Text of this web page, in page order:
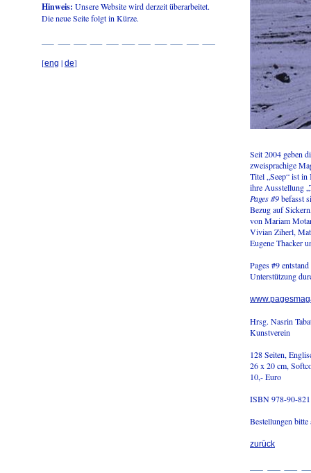
Hinweis: Unsere Website wird derzeit überarbeitet.
Die neue Seite folgt in Kürze.
[eng | de]
Seit 2004 geben
zweisprachige
Titel „Seep“ ist
ihre Ausstellung
Pages #9befasst
Bezug auf
von Mariam
Vivian Ziherl,
Eugene Thacker
Pages #9
Unterstützung
Hrsg. Nasrin
Kunstverein
128 Seiten,
26 x 20 cm,
10,- Euro
ISBN 978-90-
Bestellungen bitte
zurück